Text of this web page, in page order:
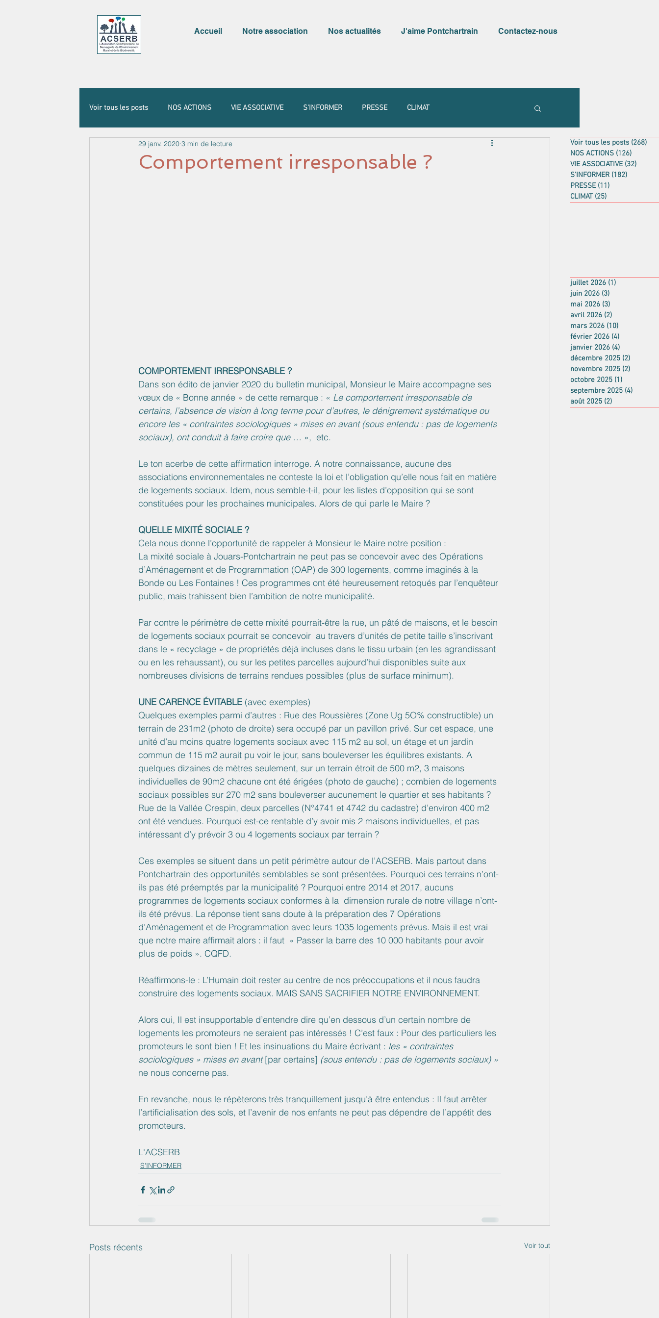
Accueil Notre association Nos actualités J'aime Pontchartrain Contactez-nous
Voir tous les posts NOS ACTIONS VIE ASSOCIATIVE S'INFORMER PRESSE CLIMAT
Comportement irresponsable ?
29 janv. 2020 3 min de lecture
COMPORTEMENT IRRESPONSABLE ?
Dans son édito de janvier 2020 du bulletin municipal, Monsieur le Maire accompagne ses
vœux de « Bonne année » de cette remarque : « Le comportement irresponsable de
certains, l’absence de vision à long terme pour d’autres, le dénigrement systématique ou
encore les « contraintes sociologiques » mises en avant (sous entendu : pas de logements
sociaux), ont conduit à faire croire que … »,  etc.
Le ton acerbe de cette affirmation interroge. A notre connaissance, aucune des
associations environnementales ne conteste la loi et l’obligation qu’elle nous fait en matière
de logements sociaux. Idem, nous semble-t-il, pour les listes d’opposition qui se sont
constituées pour les prochaines municipales. Alors de qui parle le Maire ?
QUELLE MIXITÉ SOCIALE ?
Cela nous donne l’opportunité de rappeler à Monsieur le Maire notre position :
La mixité sociale à Jouars-Pontchartrain ne peut pas se concevoir avec des Opérations
d’Aménagement et de Programmation (OAP) de 300 logements, comme imaginés à la
Bonde ou Les Fontaines ! Ces programmes ont été heureusement retoqués par l’enquêteur
public, mais trahissent bien l’ambition de notre municipalité.
Par contre le périmètre de cette mixité pourrait-être la rue, un pâté de maisons, et le besoin
de logements sociaux pourrait se concevoir  au travers d’unités de petite taille s’inscrivant
dans le « recyclage » de propriétés déjà incluses dans le tissu urbain (en les agrandissant
ou en les rehaussant), ou sur les petites parcelles aujourd’hui disponibles suite aux
nombreuses divisions de terrains rendues possibles (plus de surface minimum).
UNE CARENCE ÉVITABLE (avec exemples)
Quelques exemples parmi d’autres : Rue des Roussières (Zone Ug 5O% constructible) un
terrain de 231m2 (photo de droite) sera occupé par un pavillon privé. Sur cet espace, une
unité d’au moins quatre logements sociaux avec 115 m2 au sol, un étage et un jardin
commun de 115 m2 aurait pu voir le jour, sans bouleverser les équilibres existants. A
quelques dizaines de mètres seulement, sur un terrain étroit de 500 m2, 3 maisons
individuelles de 90m2 chacune ont été érigées (photo de gauche) ; combien de logements
sociaux possibles sur 270 m2 sans bouleverser aucunement le quartier et ses habitants ?
Rue de la Vallée Crespin, deux parcelles (N°4741 et 4742 du cadastre) d’environ 400 m2
ont été vendues. Pourquoi est-ce rentable d’y avoir mis 2 maisons individuelles, et pas
intéressant d’y prévoir 3 ou 4 logements sociaux par terrain ?
Ces exemples se situent dans un petit périmètre autour de l’ACSERB. Mais partout dans
Pontchartrain des opportunités semblables se sont présentées. Pourquoi ces terrains n’ont-
ils pas été préemptés par la municipalité ? Pourquoi entre 2014 et 2017, aucuns
programmes de logements sociaux conformes à la  dimension rurale de notre village n’ont-
ils été prévus. La réponse tient sans doute à la préparation des 7 Opérations
d’Aménagement et de Programmation avec leurs 1035 logements prévus. Mais il est vrai
que notre maire affirmait alors : il faut  « Passer la barre des 10 000 habitants pour avoir
plus de poids ». CQFD.
Réaffirmons-le : L’Humain doit rester au centre de nos préoccupations et il nous faudra
construire des logements sociaux. MAIS SANS SACRIFIER NOTRE ENVIRONNEMENT.
Alors oui, Il est insupportable d’entendre dire qu’en dessous d’un certain nombre de
logements les promoteurs ne seraient pas intéressés ! C’est faux : Pour des particuliers les
promoteurs le sont bien ! Et les insinuations du Maire écrivant : les « contraintes
sociologiques » mises en avant [par certains] (sous entendu : pas de logements sociaux) »
ne nous concerne pas.
En revanche, nous le répèterons très tranquillement jusqu’à être entendus : Il faut arrêter
l’artificialisation des sols, et l’avenir de nos enfants ne peut pas dépendre de l’appétit des
promoteurs.
L'ACSERB
S'INFORMER
Posts récents Voir tout
Voir tous les posts (268)
NOS ACTIONS (126)
VIE ASSOCIATIVE (32)
S'INFORMER (182)
PRESSE (11)
CLIMAT (25)
juillet 2026 (1)
juin 2026 (3)
mai 2026 (3)
avril 2026 (2)
mars 2026 (10)
février 2026 (4)
janvier 2026 (4)
décembre 2025 (2)
novembre 2025 (2)
octobre 2025 (1)
septembre 2025 (4)
août 2025 (2)